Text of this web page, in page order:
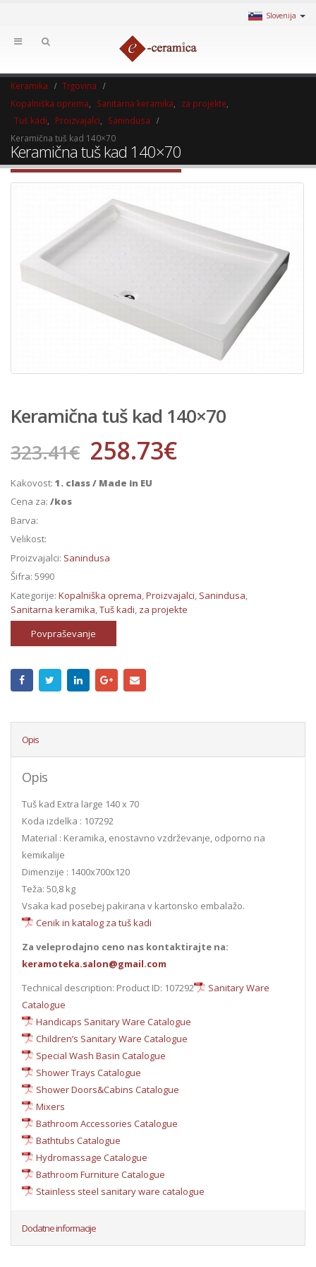
Slovenija
Keramika
Trgovina
Kopalniška oprema
Sanitarna keramika za projekte
Tuš kadi
Proizvajalci
Sanindusa
Keramična tuš kad 140×70
Keramična tuš kad 140×70
Keramična tuš kad 140×70
323.41€ 258.73€
Kakovost: 1. class / Made in EU
Cena za: /kos
Barva:
Velikost:
Proizvajalci: Sanindusa
Šifra: 5990
Kategorije: Kopalniška oprema,Proizvajalci, Sanindusa,
Sanitarna keramika,Tuš kadi, za projekte
Povpraševanje
Opis
Opis
Tuš kad Extra large 140 x 70
Koda izdelka : 107292
Material : Keramika, enostavno vzdrževanje, odporno na
kemikalije
Dimenzije : 1400x700x120
Teža: 50,8 kg
Vsaka kad posebej pakirana v kartonsko embalažo.
Cenik in katalog za tuš kadi
Za veleprodajno ceno nas kontaktirajte na:
keramoteka.salon@gmail.com
Technical description: Product ID: 107292
Sanitary Ware
Catalogue
Handicaps Sanitary Ware Catalogue
Children’s Sanitary Ware Catalogue
Special Wash Basin Catalogue
Shower Trays Catalogue
Shower Doors&Cabins Catalogue
Mixers
Bathroom Accessories Catalogue
Bathtubs Catalogue
Hydromassage Catalogue
Bathroom Furniture Catalogue
Stainless steel sanitary ware catalogue
Dodatne informacije